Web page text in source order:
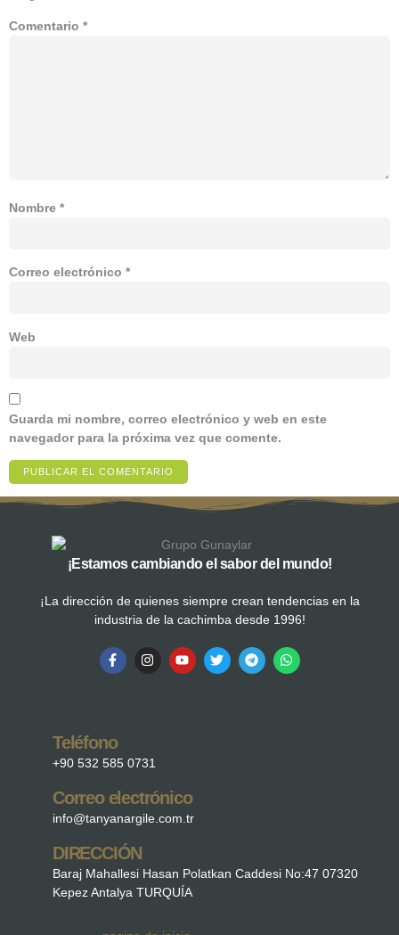
Comentario *
Nombre *
Correo electrónico *
Web
Guarda mi nombre, correo electrónico y web en este
navegador para la próxima vez que comente.
¡Estamos cambiando el sabor del mundo!
¡La dirección de quienes siempre crean tendencias en la
industria de la cachimba desde 1996!
Teléfono
+90 532 585 0731
Correo electrónico
info@tanyanargile.com.tr
DIRECCIÓN
Baraj Mahallesi Hasan Polatkan Caddesi No:47 07320
Kepez Antalya TURQUÍA